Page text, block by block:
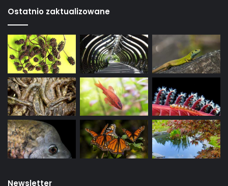
Ostatnio zaktualizowane
Newsletter